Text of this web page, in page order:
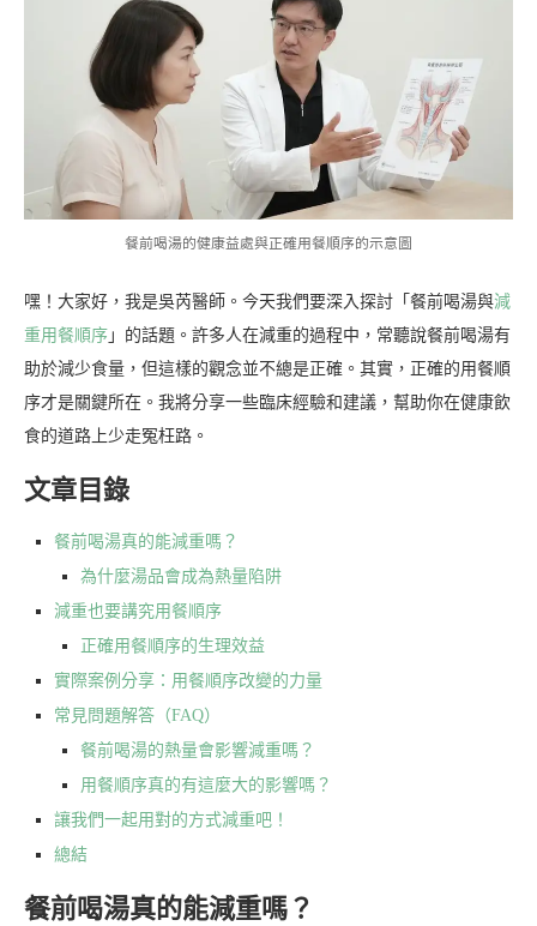
餐前喝湯的健康益處與正確用餐順序的示意圖
嘿！大家好，我是吳芮醫師。今天我們要深入探討「餐前喝湯與減
重用餐順序 」的話題。許多人在減重的過程中，常聽說餐前喝湯有
助於減少食量，但這樣的觀念並不總是正確。其實，正確的用餐順
序才是關鍵所在。我將分享一些臨床經驗和建議，幫助你在健康飲
食的道路上少走冤枉路。
文章目錄
餐前喝湯真的能減重嗎？
為什麼湯品會成為熱量陷阱
減重也要講究用餐順序
正確用餐順序的生理效益
實際案例分享：用餐順序改變的力量
常見問題解答（FAQ）
餐前喝湯的熱量會影響減重嗎？
用餐順序真的有這麼大的影響嗎？
讓我們一起用對的方式減重吧！
總結
餐前喝湯真的能減重嗎？